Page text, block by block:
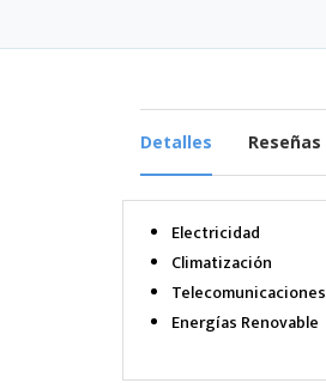
Detalles Reseñas
Electricidad
Climatización
Telecomunicaciones
Energías Renovable